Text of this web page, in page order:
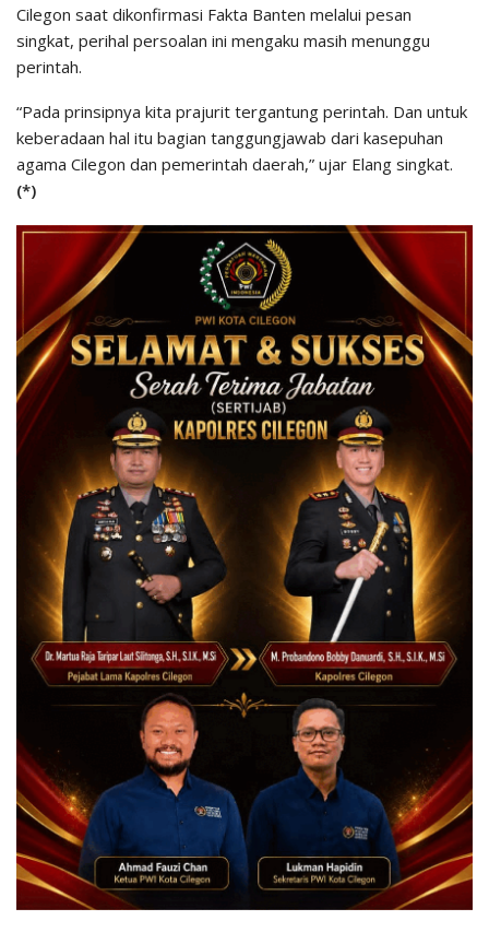
Cilegon saat dikonfirmasi Fakta Banten melalui pesan
singkat, perihal persoalan ini mengaku masih menunggu
perintah.
“Pada prinsipnya kita prajurit tergantung perintah. Dan untuk
keberadaan hal itu bagian tanggungjawab dari kasepuhan
agama Cilegon dan pemerintah daerah,” ujar Elang singkat.
(*)